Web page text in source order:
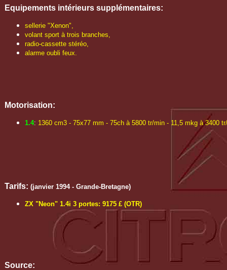
Equipements intérieurs supplémentaires:
sellerie "Xenon",
volant sport à trois branches,
radio-cassette stéréo,
alarme oubli feux.
Motorisation:
1.4: 1360 cm3 - 75x77 mm - 75ch à 5800 tr/min - 11,5 mkg à 3400
Tarifs: (janvier 1994 - Grande-Bretagne)
ZX "Neon" 1.4i 3 portes: 9175 £ (OTR)
Source: